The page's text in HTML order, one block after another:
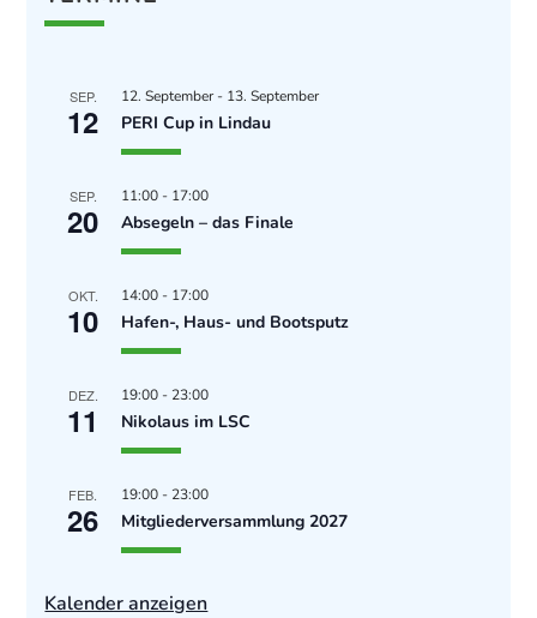
SEP.
12
12. September- 13. September
PERI Cup in Lindau
SEP.
20
11:00 - 17:00
Absegeln – das Finale
OKT.
10
14:00 - 17:00
Hafen-, Haus- und Bootsputz
DEZ.
11
19:00 - 23:00
Nikolaus im LSC
FEB.
26
19:00 - 23:00
Mitgliederversammlung 2027
Kalender anzeigen